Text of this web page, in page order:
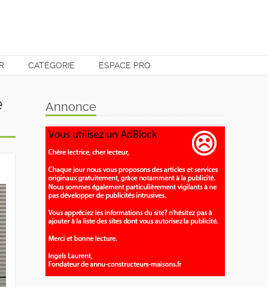
CATÉGORIE
ESPACE PRO
Annonce